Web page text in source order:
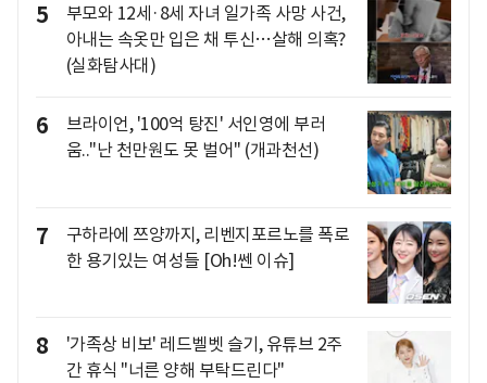
5
부모와 12세·8세 자녀 일가족 사망 사건,
아내는 속옷만 입은 채 투신…살해 의혹?
(실화탐사대)
6
브라이언, '100억 탕진' 서인영에 부러
움.."난 천만원도 못 벌어" (개과천선)
7
구하라에 쯔양까지, 리벤지포르노를 폭로
한 용기있는 여성들 [Oh!쎈 이슈]
8
'가족상 비보' 레드벨벳 슬기, 유튜브 2주
간 휴식 "너른 양해 부탁드린다"